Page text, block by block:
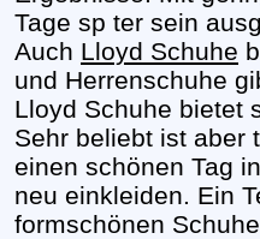
Tage sp ter sein
Auch Lloyd Schuhe
und Herrenschuhe
Lloyd Schuhe bietet
Sehr beliebt ist aber
einen schönen Tag
neu einkleiden. Ein
formschönen